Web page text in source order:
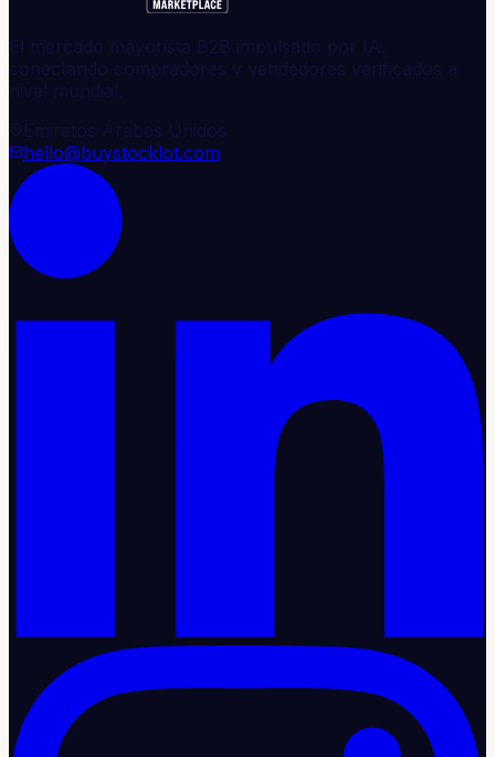
El mercado mayorista B2B impulsado por IA,
conectando compradores y vendedores verificados a
nivel mundial.
Emiratos Árabes Unidos
hello@buystocklot.com